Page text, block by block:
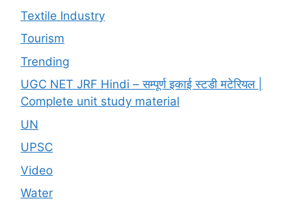
Textile Industry
Tourism
Trending
UGC NET JRF Hindi – सम्पूर्ण इकाई स्टडी मटेरियल |
Complete unit study material
UN
UPSC
Video
Water